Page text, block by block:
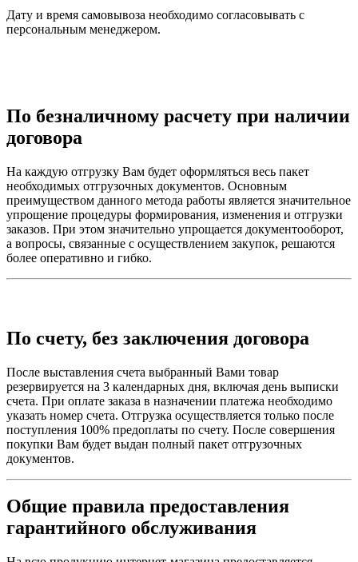
Дату и время самовывоза необходимо согласовывать с
персональным менеджером.
По безналичному расчету при наличии
договора
На каждую отгрузку Вам будет оформляться весь пакет
необходимых отгрузочных документов. Основным
преимуществом данного метода работы является значительное
упрощение процедуры формирования, изменения и отгрузки
заказов. При этом значительно упрощается документооборот,
а вопросы, связанные с осуществлением закупок, решаются
более оперативно и гибко.
По счету, без заключения договора
После выставления счета выбранный Вами товар
резервируется на 3 календарных дня, включая день выписки
счета. При оплате заказа в назначении платежа необходимо
указать номер счета. Отгрузка осуществляется только после
поступления 100% предоплаты по счету. После совершения
покупки Вам будет выдан полный пакет отгрузочных
документов.
Общие правила предоставления
гарантийного обслуживания